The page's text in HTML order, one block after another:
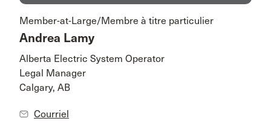
Member-at-Large/Membre à titre particulier
Andrea Lamy
Alberta Electric System Operator
Legal Manager
Calgary, AB
Courriel